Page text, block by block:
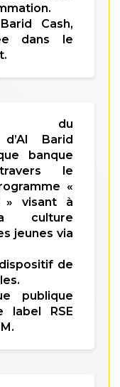
Cash,
dans le
du
d’Al Barid
banque
le
«
» visant à
culture
jeunes via
de
publique
label RSE